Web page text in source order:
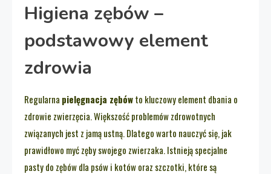
Higiena zębów –
podstawowy element
zdrowia
Regularna pielęgnacja zębówto kluczowy element dbania o
zdrowie zwierzęcia. Większość problemów zdrowotnych
związanych jest z jamą ustną. Dlatego warto nauczyć się, jak
prawidłowo myć zęby swojego zwierzaka. Istnieją specjalne
pasty do zębów dla psów i kotów oraz szczotki, które są